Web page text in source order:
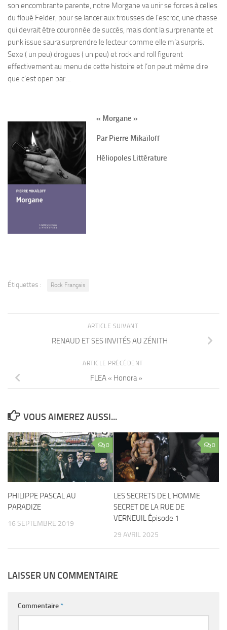
son encombrante parente, notre Morgane va unir se forces à celles
du floué Felder, pour se lancer aux trousses de l’escroc, une chasse
qui devrait être couronnée de succés, mais dont la surprenante et
punk issue saura surprendre le lecteur comme elle m’a surpris.
Sexe ( un peu) drogues ( un peu) et rock and roll figurent
effectivement au menu de cette histoire et l’on peut même dire
que c’est open bar…
« Morgane »
Par Pierre Mikaïloff
Héliopoles Littérature
Étiquettes : Rock Français
ARTICLE SUIVANT
RENAUD ET SES INVITÉS AU ZÉNITH
ARTICLE PRÉCÉDENT
FLEA « Honora »
VOUS AIMEREZ AUSSI...
0
PHILIPPE PASCAL AU
PARADIZE
16 SEPTEMBRE 2019
0
LES SECRETS DE L’HOMME
SECRET DE LA RUE DE
VERNEUIL Épisode 1
29 AVRIL 2025
LAISSER UN COMMENTAIRE
Commentaire*